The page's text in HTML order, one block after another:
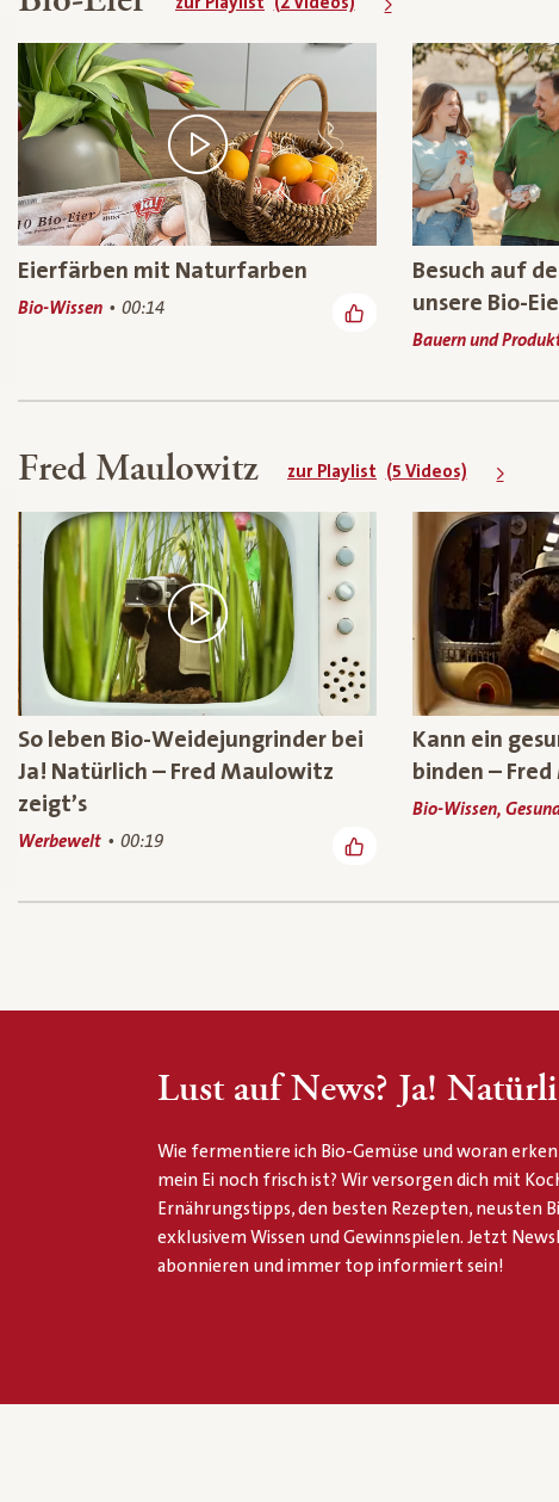
Eierfärben mit Naturfarben
Bio-Wissen 00:14
Besuch auf
unsere Bio-
Bauern und
Fred Maulowitz zur Playlist (5 Videos)
So leben Bio-Weidejungrinder bei
Ja! Natürlich – Fred Maulowitz
zeigt’s
Werbewelt 00:19
Kann ein
binden –
Bio-Wissen,
Lust auf News? Ja!
Wie fermentiere ich Bio-Gemüse und woran
mein Ei noch frisch ist? Wir versorgen dich mit
Ernährungstipps, den besten Rezepten, neusten
exklusivem Wissen und Gewinnspielen. Jetzt
abonnieren und immer top informiert sein!